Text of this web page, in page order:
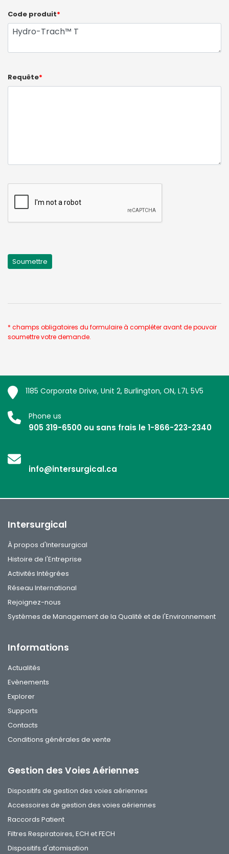
Code produit*
Requête*
* champs obligatoires du formulaire à compléter avant de pouvoir
soumettre votre demande.
1185 Corporate Drive, Unit 2, Burlington, ON, L7L 5V5
Phone us
905 319-6500 ou sans frais le 1-866-223-2340
info@intersurgical.ca
Intersurgical
À propos d'Intersurgical
Histoire de l'Entreprise
Activités Intégrées
Réseau International
Rejoignez-nous
Systèmes de Management de la Qualité et de l'Environnement
Informations
Actualités
Evènements
Explorer
Supports
Contacts
Conditions générales de vente
Gestion des Voies Aériennes
Dispositifs de gestion des voies aériennes
Accessoires de gestion des voies aériennes
Raccords Patient
Filtres Respiratoires, ECH et FECH
Dispositifs d'atomisation